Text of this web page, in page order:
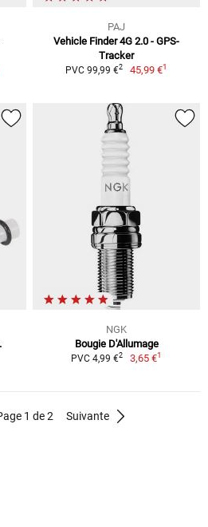
PAJ
Vehicle Finder 4G 2.0 - GPS-
Tracker
PVC 99,99 €2 45,99 €1
NGK
Bougie D'Allumage
PVC 4,99 €2 3,65 €1
1 de 2 Suivante